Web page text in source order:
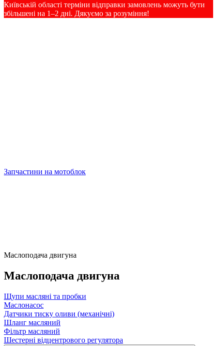
Київській області терміни відправки замовлень можуть бути
збільшені на 1–2 дні. Дякуємо за розуміння!
Запчастини на мотоблок
Маслоподача двигуна
Маслоподача двигуна
Щупи масляні та пробки
Маслонасос
Датчики тиску оливи (механічні)
Шланг масляний
Фільтр масляний
Шестерні відцентрового регулятора